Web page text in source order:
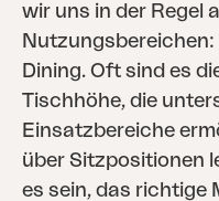
wir uns in der Regel
Nutzungsbereichen:
Dining. Oft sind es
Tischhöhe, die
Einsatzbereiche
über Sitzpositionen
es sein, das richtige